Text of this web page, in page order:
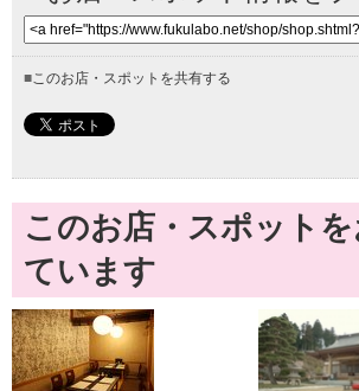
■このお店・スポットを共有する
このお店・スポット
ています